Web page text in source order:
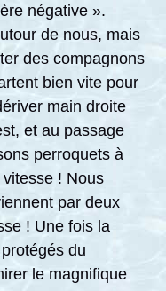
négative ».
de nous, mais
des compagnons
bien vite pour
main droite
et au passage
perroquets à
! Nous
par deux
! Une fois la
du
le magnifique